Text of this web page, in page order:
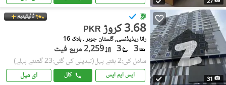
31
ٹائیٹینیم
PKR 3.68 کروڑ
رانا ریذیڈنسی, گلستانِِ جوہر ۔ بلاک 16
3
3 2,259 مربع فیٹ
شامل کی:2 ہفتے پہل (تبدیلی کی گئی:23 گھنٹے پہلے)
ایس ایم ایس کال ای میل